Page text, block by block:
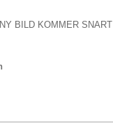
BILD KOMMER SNART